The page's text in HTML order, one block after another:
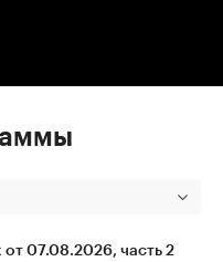
07.08.2026, часть 2